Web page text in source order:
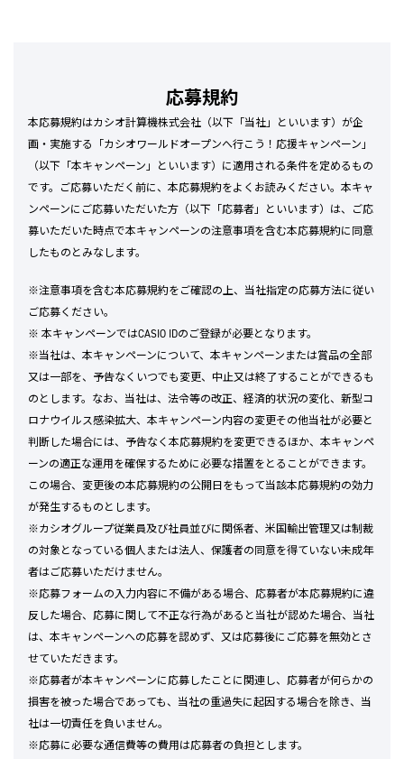
応募規約
本応募規約はカシオ計算機株式会社（以下「当社」といいます）が企
画・実施する「カシオワールドオープンへ行こう！応援キャンペーン」
（以下「本キャンペーン」といいます）に適用される条件を定めるもの
です。ご応募いただく前に、本応募規約をよくお読みください。本キャ
ンペーンにご応募いただいた方（以下「応募者」といいます）は、ご応
募いただいた時点で本キャンペーンの注意事項を含む本応募規約に同意
したものとみなします。
※注意事項を含む本応募規約をご確認の上、当社指定の応募方法に従い
ご応募ください。
※ 本キャンペーンではCASIO IDのご登録が必要となります。
※当社は、本キャンペーンについて、本キャンペーンまたは賞品の全部
又は一部を、予告なくいつでも変更、中止又は終了することができるも
のとします。なお、当社は、法令等の改正、経済的状況の変化、新型コ
ロナウイルス感染拡大、本キャンペーン内容の変更その他当社が必要と
判断した場合には、予告なく本応募規約を変更できるほか、本キャンペ
ーンの適正な運用を確保するために必要な措置をとることができます。
この場合、変更後の本応募規約の公開日をもって当該本応募規約の効力
が発生するものとします。
※カシオグループ従業員及び社員並びに関係者、米国輸出管理又は制裁
の対象となっている個人または法人、保護者の同意を得ていない未成年
者はご応募いただけません。
※応募フォームの入力内容に不備がある場合、応募者が本応募規約に違
反した場合、応募に関して不正な行為があると当社が認めた場合、当社
は、本キャンペーンへの応募を認めず、又は応募後にご応募を無効とさ
せていただきます。
※応募者が本キャンペーンに応募したことに関連し、応募者が何らかの
損害を被った場合であっても、当社の重過失に起因する場合を除き、当
社は一切責任を負いません。
※応募に必要な通信費等の費用は応募者の負担とします。